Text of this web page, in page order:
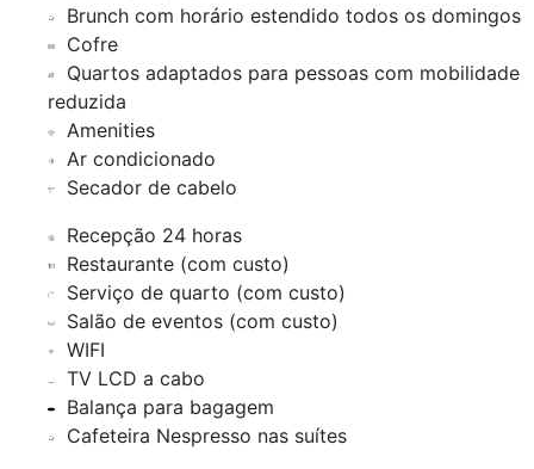
Brunch com horário estendido todos os domingos
Cofre
Quartos adaptados para pessoas com mobilidade
reduzida
Amenities
Ar condicionado
Secador de cabelo
Recepção 24 horas
Restaurante (com custo)
Serviço de quarto (com custo)
Salão de eventos (com custo)
WIFI
TV LCD a cabo
Balança para bagagem
Cafeteira Nespresso nas suítes